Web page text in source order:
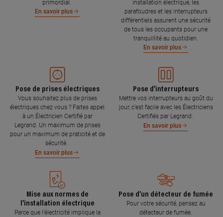
primordial.
En savoir plus
installation électrique, les
parafoudres et les interrupteurs
différentiels assurent une sécurité
de tous les occupants pour une
tranquillité au quotidien.
En savoir plus
Pose de prises électriques
Vous souhaitez plus de prises
électriques chez vous ? Faites appel
à un Électricien Certifié par
Legrand. Un maximum de prises
pour un maximum de praticité et de
sécurité.
En savoir plus
Pose d’interrupteurs
Mettre vos interrupteurs au goût du
jour, c’est facile avec les Électriciens
Certifiés par Legrand.
En savoir plus
Mise aux normes de
l’installation électrique
Parce que l’électricité implique la
Pose d’un détecteur de fumée
Pour votre sécurité, pensez au
détecteur de fumée.